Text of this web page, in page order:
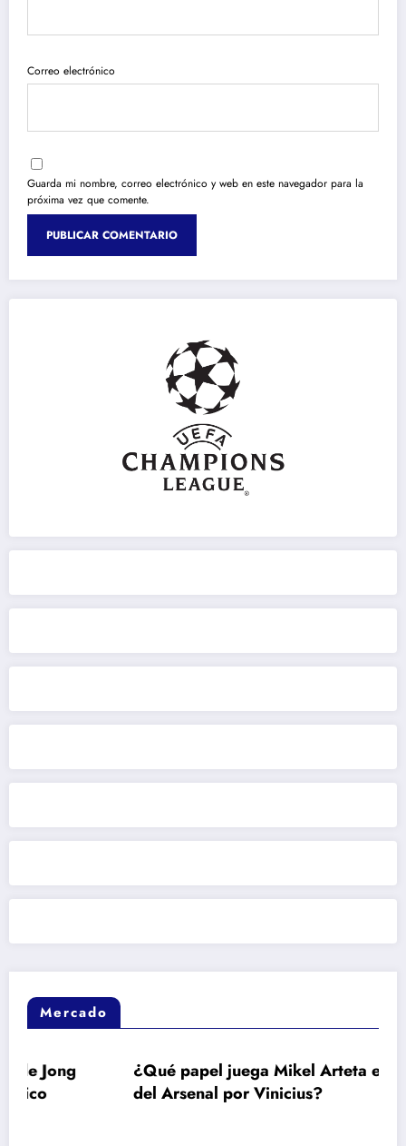
Correo electrónico
Guarda mi nombre, correo electrónico y web en este navegador para la
próxima vez que comente.
Mercado
¿Qué papel juega Mikel Arteta en el interés
del Arsenal por Vinicius?